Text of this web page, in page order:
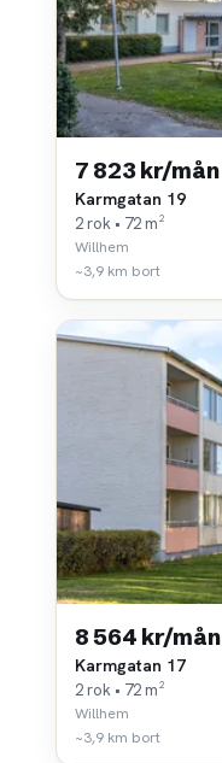
7 823 kr/mån
Karmgatan 19
2 rok • 72 m²
Willhem
~3,9 km bort
8 564 kr/mån
Karmgatan 17
2 rok • 72 m²
Willhem
~3,9 km bort